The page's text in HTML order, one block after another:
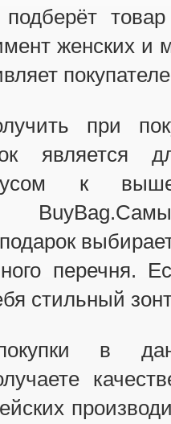
подберёт
женских и
при
является
к
перечня.
стильный
в